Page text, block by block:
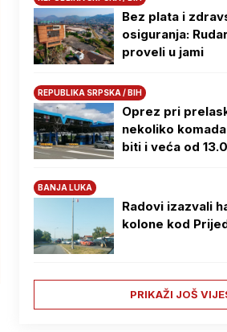
Bez plata i
osiguranja:
proveli u jami
REPUBLIKA SRPSKA / BIH
Oprez pri
nekoliko
biti i veća od
BANJA LUKA
Radovi izazvali
kolone kod
PRIKAŽI JOŠ